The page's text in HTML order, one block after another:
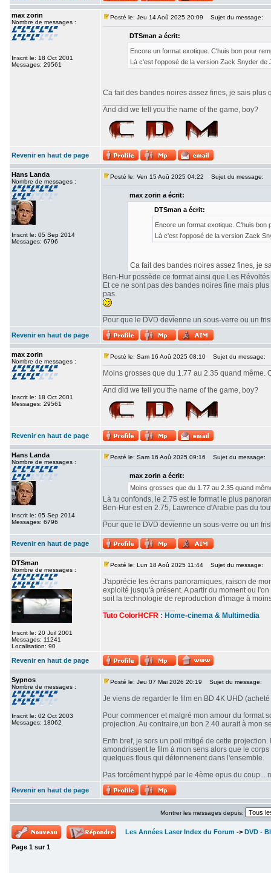
max zorin
Nombre de messages :
Inscrit le: 18 Oct 2001
Messages: 29561
Posté le: Jeu 14 Aoû 2025 20:09 Sujet du message:
DTSman a écrit:
Encore un format exotique. C'huis bon pour
Là c'est l'opposé de la version Zack Snyder de
Ca fait des bandes noires assez fines, je sais
And did we tell you the name of the game, boy?
Revenir en haut de page
Hans Landa
Nombre de messages :
Inscrit le: 05 Sep 2014
Messages: 6796
Posté le: Ven 15 Aoû 2025 04:22 Sujet du message:
max zorin a écrit:
DTSman a écrit:
Encore un format exotique. C'huis
Là c'est l'opposé de la version Zack
Ca fait des bandes noires assez fines, je
Ben-Hur possède ce format ainsi que Les
Et ce ne sont pas des bandes noires fine mais
pas.
Pour que le DVD devienne un sous-verre ou un
Revenir en haut de page
max zorin
Nombre de messages :
Inscrit le: 18 Oct 2001
Messages: 29561
Posté le: Sam 16 Aoû 2025 08:10 Sujet du message:
Moins grosses que du 1.77 au 2.35 quand même.
And did we tell you the name of the game, boy?
Revenir en haut de page
Hans Landa
Nombre de messages :
Inscrit le: 05 Sep 2014
Messages: 6796
Posté le: Sam 16 Aoû 2025 09:16 Sujet du message:
max zorin a écrit:
Moins grosses que du 1.77 au 2.35 quand
Là tu confonds, le 2.75 est le format le plus
Ben-Hur est en 2.75, Lawrence d'Arabie pas du
Pour que le DVD devienne un sous-verre ou un
Revenir en haut de page
DTSman
Nombre de messages :
Inscrit le: 20 Juil 2001
Messages: 11241
Localisation: 90
Posté le: Lun 18 Aoû 2025 11:44 Sujet du message:
J'apprécie les écrans panoramiques, raison de
exploité jusqu'à présent. A partir du moment ou
soit la technologie de reproduction d'image à
Tuto ColorHCFR : Home-cinema & Multimedia
Revenir en haut de page
Sypnos
Nombre de messages :
Inscrit le: 02 Oct 2003
Messages: 18062
Posté le: Jeu 07 Mai 2026 20:19 Sujet du message:
Je viens de regarder le film en BD 4K UHD
Pour commencer et malgré mon amour du format
projection. Au contraire,un bon 2.40 aurait à mon
Enfn bref, je sors un poil mitigé de cette
amondrissent le film à mon sens alors que le
quelques flous qui détonnenent dans l'ensemble.
Pas forcément hyppé par le 4ème opus du
Revenir en haut de page
Montrer les messages depuis:
Les Années Laser Index du Forum -> DVD -
Page 1 sur1